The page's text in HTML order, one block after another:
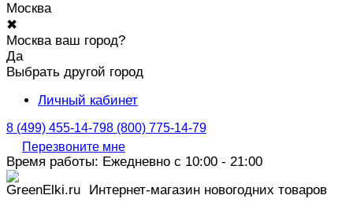
Москва
✖
Москва ваш город?
Да
Выбрать другой город
Личный кабинет
8 (499) 455-14-798 (800) 775-14-79
Перезвоните мне
Время работы: Ежедневно с 10:00 - 21:00
Интернет-магазин новогодних товаров